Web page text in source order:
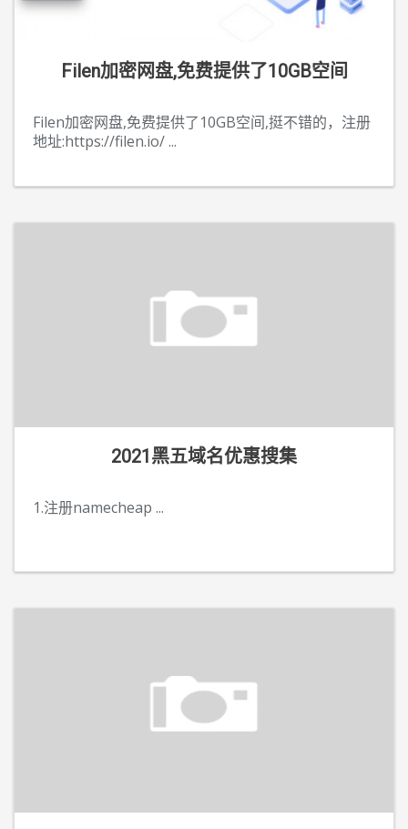
Filen加密网盘,免费提供了10GB空间
Filen加密网盘,免费提供了10GB空间,挺不错的，注册
地址:https://filen.io/...
2021黑五域名优惠搜集
1.注册namecheap ...